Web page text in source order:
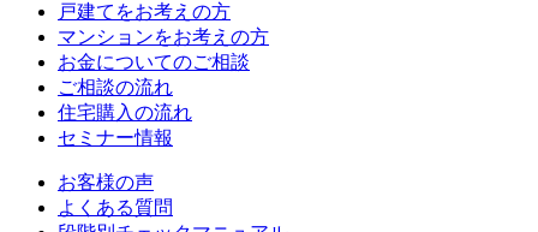
戸建てをお考えの方
マンションをお考えの方
お金についてのご相談
ご相談の流れ
住宅購入の流れ
セミナー情報
お客様の声
よくある質問